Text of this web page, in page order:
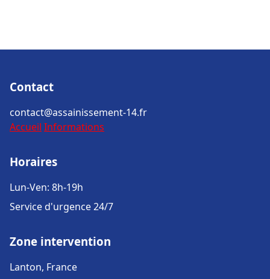
Contact
contact@assainissement-14.fr
Accueil Informations
Horaires
Lun-Ven: 8h-19h
Service d'urgence 24/7
Zone intervention
Lanton, France